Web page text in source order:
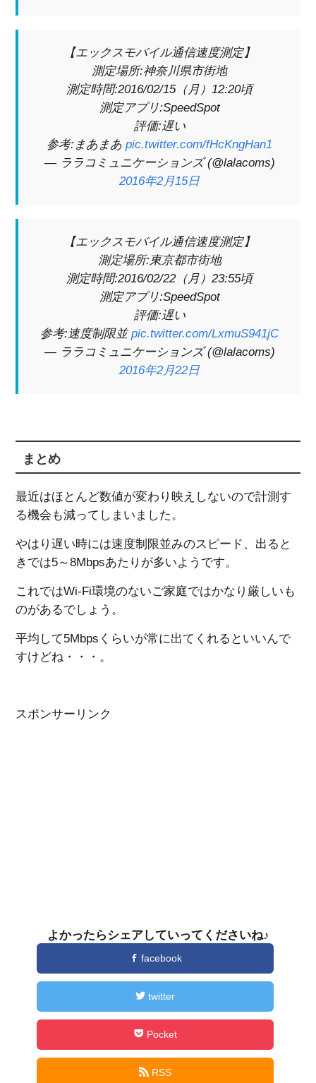
【エックスモバイル通信速度測定】
測定場所:神奈川県市街地
測定時間:2016/02/15（月）12:20頃
測定アプリ:SpeedSpot
評価:遅い
参考:まあまあ pic.twitter.com/fHcKngHan1
— ララコミュニケーションズ (@lalacoms)
2016年2月15日
【エックスモバイル通信速度測定】
測定場所:東京都市街地
測定時間:2016/02/22（月）23:55頃
測定アプリ:SpeedSpot
評価:遅い
参考:速度制限並 pic.twitter.com/LxmuS941jC
— ララコミュニケーションズ (@lalacoms)
2016年2月22日
まとめ
最近はほとんど数値が変わり映えしないので計測す
る機会も減ってしまいました。
やはり遅い時には速度制限並みのスピード、出ると
きでは5～8Mbpsあたりが多いようです。
これではWi-Fi環境のないご家庭ではかなり厳しいも
のがあるでしょう。
平均して5Mbpsくらいが常に出てくれるといいんで
すけどね・・・。
スポンサーリンク
よかったらシェアしていってくださいね♪
facebook
twitter
Pocket
RSS